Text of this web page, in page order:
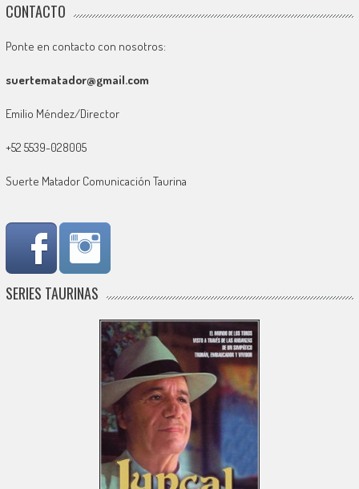
CONTACTO
Ponte en contacto con nosotros:
suertematador@gmail.com
Emilio Méndez/Director
+52 5539-028005
Suerte Matador Comunicación Taurina
SERIES TAURINAS